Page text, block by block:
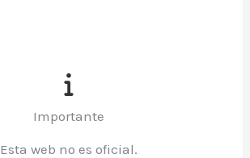
Importante
Esta web no es oficial.